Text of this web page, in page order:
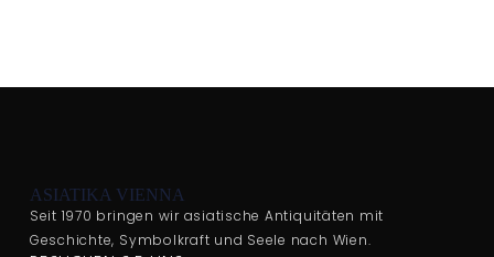
ASIATIKA VIENNA
Seit 1970 bringen wir asiatische Antiquitäten mit
Geschichte, Symbolkraft und Seele nach Wien.